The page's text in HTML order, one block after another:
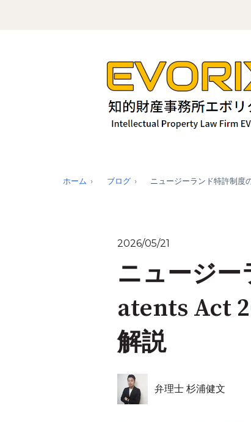
ホーム ブログ ニュージーランド特許制度
2026/05/21
ニュージー
atents Act
解説
弁理士 杉浦健文